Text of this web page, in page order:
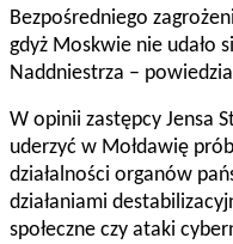
Bezpośredniego
gdyż Moskwie nie udało
Naddniestrza –
W opinii zastępcy Jensa
uderzyć w Mołdawię
działalności organów
działaniami
społeczne czy ataki